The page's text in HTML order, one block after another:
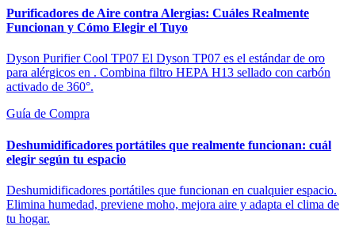
Purificadores de Aire contra Alergias: Cuáles Realmente
Funcionan y Cómo Elegir el Tuyo
Dyson Purifier Cool TP07 El Dyson TP07 es el estándar de oro
para alérgicos en . Combina filtro HEPA H13 sellado con carbón
activado de 360°.
Guía de Compra
Deshumidificadores portátiles que realmente funcionan: cuál
elegir según tu espacio
Deshumidificadores portátiles que funcionan en cualquier espacio.
Elimina humedad, previene moho, mejora aire y adapta el clima de
tu hogar.